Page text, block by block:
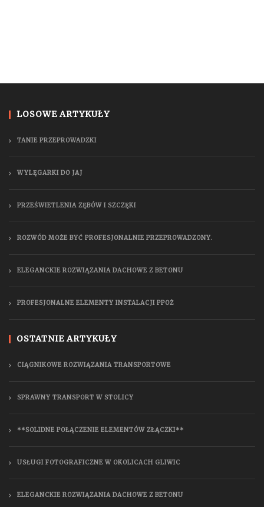
LOSOWE ARTYKUŁY
TANIE PRZEPROWADZKI
WYLĘGARKI DO JAJ
PRZEŚWIETLENIA ZĘBÓW I SZCZĘKI
ROZWÓD MOŻE BYĆ PROFESJONALNIE PRZEPROWADZONY.
ELEGANCKIE ROZWIĄZANIA DACHOWE Z BETONU
PROFESJONALNE ELEMENTY INSTALACJI PPOŻ
OSTATNIE ARTYKUŁY
CIĄGNIKOWE ROZWIĄZANIA TRANSPORTOWE
SPRAWNY TRANSPORT W STOLICY
**SOLIDNE POŁĄCZENIE ELEMENTÓW ZŁĄCZKI**
USŁUGI FOTOGRAFICZNE W OKOLICACH GLIWIC
ELEGANCKIE ROZWIĄZANIA DACHOWE Z BETONU